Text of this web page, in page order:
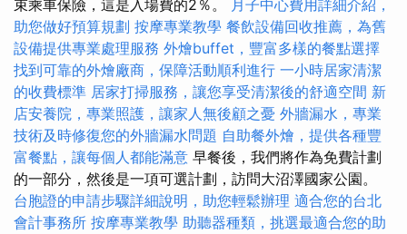
束乘車保險，這是入場費的2％。 月子中心費用詳細介紹，
助您做好預算規劃 按摩專業教學 餐飲設備回收推薦，為舊
設備提供專業處理服務 外燴buffet，豐富多樣的餐點選擇
找到可靠的外燴廠商，保障活動順利進行 一小時居家清潔
的收費標準 居家打掃服務，讓您享受清潔後的舒適空間 新
店安養院，專業照護，讓家人無後顧之憂 外牆漏水，專業
技術及時修復您的外牆漏水問題 自助餐外燴，提供各種豐
富餐點，讓每個人都能滿意 早餐後，我們將作為免費計劃
的一部分，然後是一項可選計劃，訪問大沼澤國家公園。
台胞證的申請步驟詳細說明，助您輕鬆辦理 適合您的台北
會計事務所 按摩專業教學 助聽器種類，挑選最適合您的助